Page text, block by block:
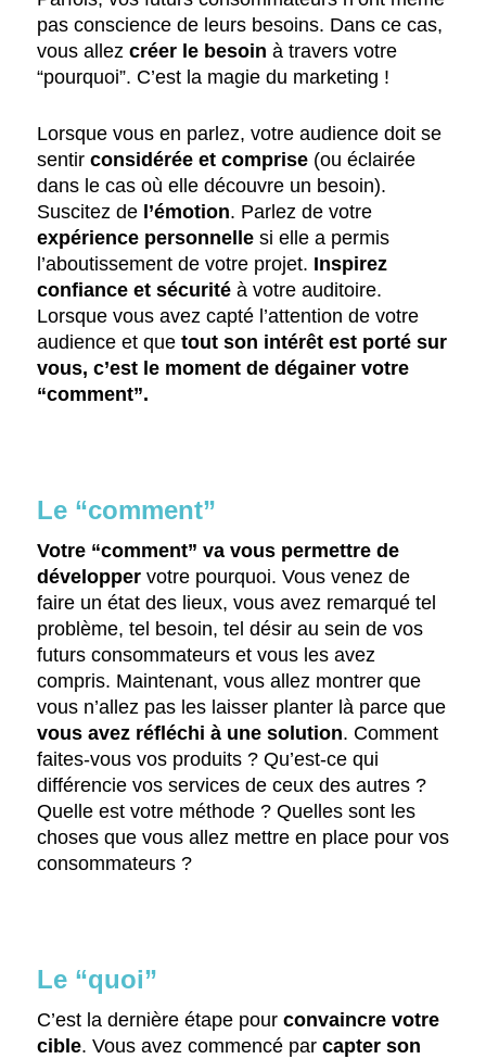
pas conscience de leurs besoins. Dans ce cas,
vous allez créer le besoin à travers votre
“pourquoi”. C’est la magie du marketing !
Lorsque vous en parlez, votre audience doit se
sentir considérée et comprise(ou éclairée
dans le cas où elle découvre un besoin).
Suscitez de l’émotion. Parlez de votre
expérience personnellesi elle a permis
l’aboutissement de votre projet. Inspirez
confiance et sécuritéà votre auditoire.
Lorsque vous avez capté l’attention de votre
audience et que tout son intérêt est porté sur
vous, c’est le moment de dégainer votre
“comment”.
Le “comment”
Votre “comment” va vous permettre de
développervotre pourquoi. Vous venez de
faire un état des lieux, vous avez remarqué tel
problème, tel besoin, tel désir au sein de vos
futurs consommateurs et vous les avez
compris. Maintenant, vous allez montrer que
vous n’allez pas les laisser planter là parce que
vous avez réfléchi à une solution. Comment
faites-vous vos produits ? Qu’est-ce qui
différencie vos services de ceux des autres ?
Quelle est votre méthode ? Quelles sont les
choses que vous allez mettre en place pour vos
consommateurs ?
Le “quoi”
C’est la dernière étape pour convaincre votre
cible. Vous avez commencé par capter son